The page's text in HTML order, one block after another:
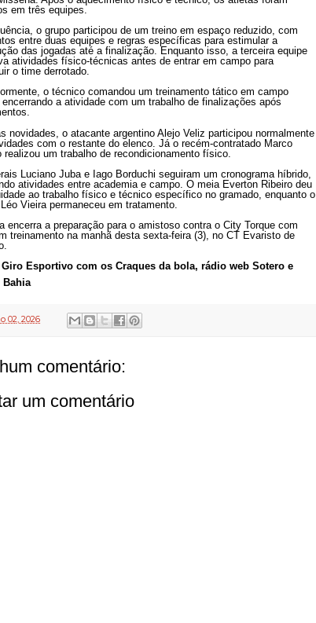
em três equipes.
o grupo participou de um treino em espaço reduzido, com
entre duas equipes e regras específicas para estimular a
das jogadas até a finalização. Enquanto isso, a terceira equipe
atividades físico-técnicas antes de entrar em campo para
o time derrotado.
o técnico comandou um treinamento tático em campo
a atividade com um trabalho de finalizações após
novidades, o atacante argentino Alejo Veliz participou normalmente
com o restante do elenco. Já o recém-contratado Marco
realizou um trabalho de recondicionamento físico.
Luciano Juba e Iago Borduchi seguiram um cronograma híbrido,
atividades entre academia e campo. O meia Everton Ribeiro deu
ao trabalho físico e técnico específico no gramado, enquanto o
Vieira permaneceu em tratamento.
encerra a preparação para o amistoso contra o City Torque com
treinamento na manhã desta sexta-feira (3), no CT Evaristo de
Giro Esportivo com os Craques da bola, rádio web Sotero e
Bahia
02, 2026
comentário:
um comentário